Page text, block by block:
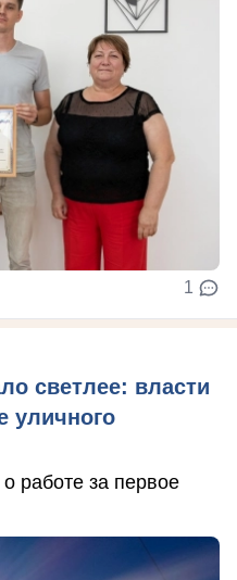
1
светлее: власти
уличного
работе за первое